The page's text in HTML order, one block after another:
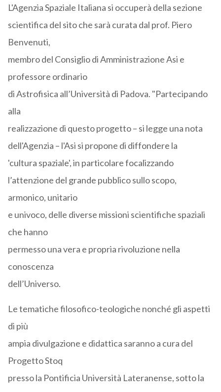
L'Agenzia Spaziale Italiana si occuperà della sezione
scientifica del sito che sarà curata dal prof. Piero
Benvenuti,
membro del Consiglio di Amministrazione Asi e
professore ordinario
di Astrofisica all’Università di Padova. "Partecipando
alla
realizzazione di questo progetto – si legge una nota
dell'Agenzia – l'Asi si propone di diffondere la
'cultura spaziale', in particolare focalizzando
l’attenzione del grande pubblico sullo scopo,
armonico, unitario
e univoco, delle diverse missioni scientifiche spaziali
che hanno
permesso una vera e propria rivoluzione nella
conoscenza
dell’Universo.
Le tematiche filosofico-teologiche nonché gli aspetti
di più
ampia divulgazione e didattica saranno a cura del
Progetto Stoq
presso la Pontificia Università Lateranense, sotto la